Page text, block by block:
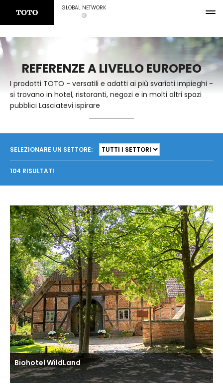
GLOBAL NETWORK
REFERENZE A LIVELLO EUROPEO
I prodotti TOTO - versatili e adatti ai più svariati impieghi -
si trovano in hotel, ristoranti, negozi e in molti altri spazi
pubblici Lasciatevi ispirare
SELEZIONARE UN SETTORE:
104 RISULTATI
Biohotel WildLand